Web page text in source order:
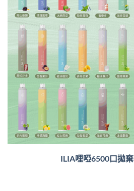
ILIA哩啞6500口拋